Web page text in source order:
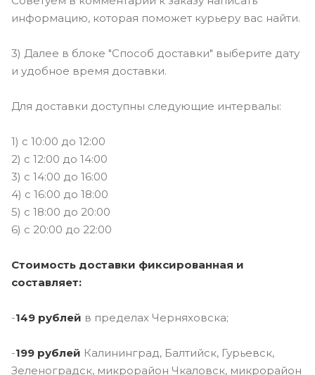
информацию, которая поможет курьеру вас найти.
3) Далее в блоке "Способ доставки" выберите дату
и удобное время доставки.
Для доставки доступны следующие интервалы:
1) c 10:00 до 12:00
2) с 12:00 до 14:00
3) с 14:00 до 16:00
4) с 16:00 до 18:00
5) с 18:00 до 20:00
6) с 20:00 до 22:00
Стоимость доставки фиксированная и
составляет:
-149 рублей в пределах Черняховска;
-199 рублей Калининград, Балтийск, Гурьевск,
Зеленоградск, микрорайон Чкаловск, микрорайон